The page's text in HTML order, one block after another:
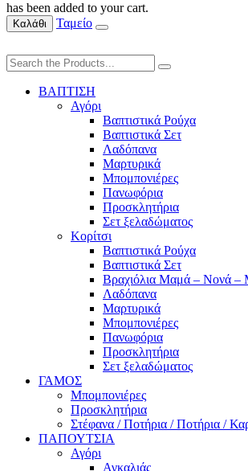
has been added to your cart.
Καλάθι Ταμείο
ΒΑΠΤΙΣΗ
Αγόρι
Βαπτιστικά Ρούχα
Βαπτιστικά Σετ
Λαδόπανα
Μαρτυρικά
Μπομπονιέρες
Πανωφόρια
Προσκλητήρια
Σετ ξελαδώματος
Κορίτσι
Βαπτιστικά Ρούχα
Βαπτιστικά Σετ
Βραχιόλια Μαμά – Νονά –
Λαδόπανα
Μαρτυρικά
Μπομπονιέρες
Πανωφόρια
Προσκλητήρια
Σετ ξελαδώματος
ΓΑΜΟΣ
Μπομπονιέρες
Προσκλητήρια
Στέφανα / Ποτήρια / Ποτήρια /
ΠΑΠΟΥΤΣΙΑ
Αγόρι
Αγκαλιάς